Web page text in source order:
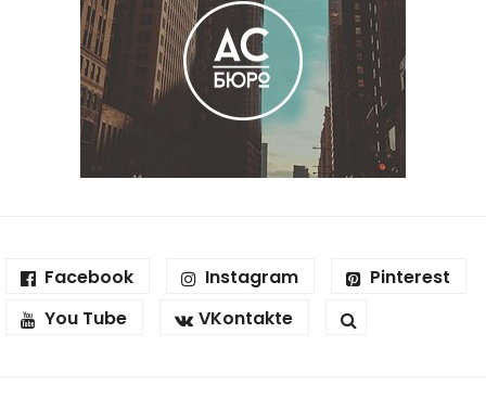
Facebook Instagram
Pinterest
You Tube
VKontakte